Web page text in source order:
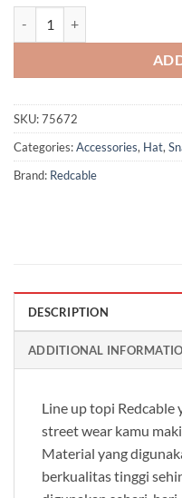
SKU:75672
Categories:Accessories, Hat,
Brand: Redcable
DESCRIPTION
ADDITIONAL
Line up topi Redcable
street wear kamu
Material yang
berkualitas tinggi